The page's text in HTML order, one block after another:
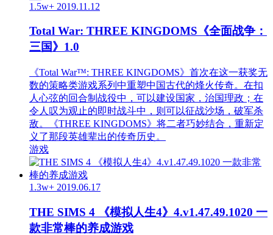
1.5w+ 2019.11.12
Total War: THREE KINGDOMS《全面战争：
三国》1.0
《Total War™: THREE KINGDOMS》首次在这一获奖无
数的策略类游戏系列中重塑中国古代的烽火传奇。在扣
人心弦的回合制战役中，可以建设国家，治国理政；在
令人叹为观止的即时战斗中，则可以征战沙场，破军杀
敌。《THREE KINGDOMS》将二者巧妙结合，重新定
义了那段英雄辈出的传奇历史。
游戏
1.3w+ 2019.06.17
THE SIMS 4 《模拟人生4》4.v1.47.49.1020 一
款非常棒的养成游戏